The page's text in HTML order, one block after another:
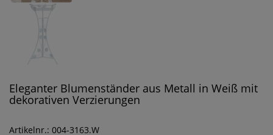
Eleganter Blumenständer aus Metall in Weiß mit
dekorativen Verzierungen
Artikelnr.: 004-3163.W